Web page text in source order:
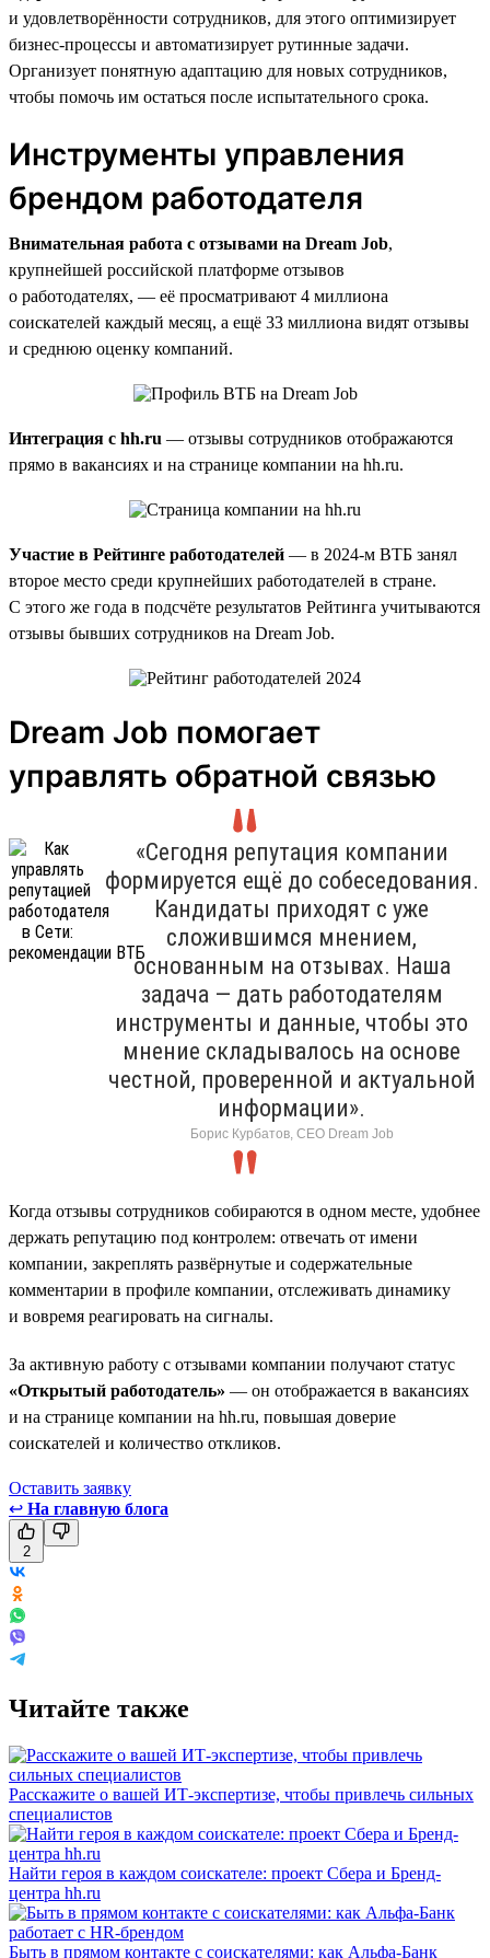
и удовлетворённости сотрудников, для этого оптимизирует
бизнес-процессы и автоматизирует рутинные задачи.
Организует понятную адаптацию для новых сотрудников,
чтобы помочь им остаться после испытательного срока.
Инструменты управления
брендом работодателя
Внимательная работа с отзывами на Dream Job,
крупнейшей российской платформе отзывов
о работодателях, — её просматривают 4 миллиона
соискателей каждый месяц, а ещё 33 миллиона видят отзывы
и среднюю оценку компаний.
Интеграция с hh.ru — отзывы сотрудников отображаются
прямо в вакансиях и на странице компании на hh.ru.
Участие в Рейтинге работодателей — в 2024-м ВТБ занял
второе место среди крупнейших работодателей в стране.
С этого же года в подсчёте результатов Рейтинга учитываются
отзывы бывших сотрудников на Dream Job.
Dream Job помогает
управлять обратной связью
«Сегодня репутация компании
формируется ещё до собеседования.
Кандидаты приходят с уже
сложившимся мнением,
основанным на отзывах. Наша
задача — дать работодателям
инструменты и данные, чтобы это
мнение складывалось на основе
честной, проверенной и актуальной
информации».
Борис Курбатов, CEO Dream Job
Когда отзывы сотрудников собираются в одном месте, удобнее
держать репутацию под контролем: отвечать от имени
компании, закреплять развёрнутые и содержательные
комментарии в профиле компании, отслеживать динамику
и вовремя реагировать на сигналы.
За активную работу с отзывами компании получают статус
«Открытый работодатель» — он отображается в вакансиях
и на странице компании на hh.ru, повышая доверие
соискателей и количество откликов.
Оставить заявку
↩ На главную блога
2
Читайте также
Расскажите о вашей ИТ-экспертизе, чтобы привлечь сильных
специалистов
Найти героя в каждом соискателе: проект Сбера и Бренд-
центра hh.ru
Быть в прямом контакте с соискателями: как Альфа-Банк